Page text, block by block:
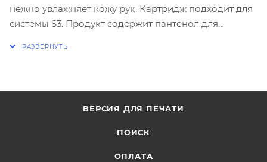
нежно увлажняет кожу рук. Картридж подходит для
системы S3. Продукт содержит пантенол для
ВЕРСИЯ ДЛЯ ПЕЧАТИ
ПОИСК
ОПЛАТА